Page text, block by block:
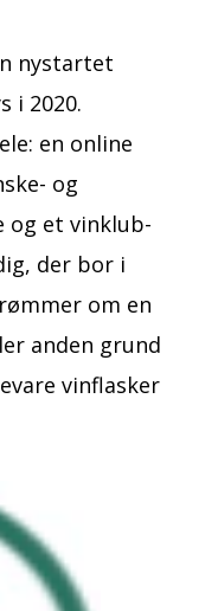
nystartet
i 2020.
en online
og
og et vinklub-
der bor i
om en
anden grund
vinflasker